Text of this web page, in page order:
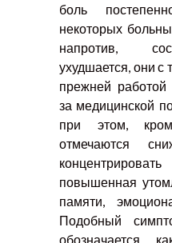
боль
некоторых
напротив,
ухудшается, они с
прежней
за медицинской
при этом,
отмечаются
повышенная
памяти,
Подобный
обозначается